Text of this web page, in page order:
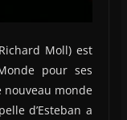
Moll) est
pour ses
nouveau monde
d’Esteban a